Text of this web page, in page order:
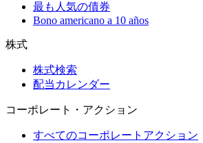
最も人気の債券
Bono americano a 10 años
株式
株式検索
配当カレンダー
コーポレート・アクション
すべてのコーポレートアクション